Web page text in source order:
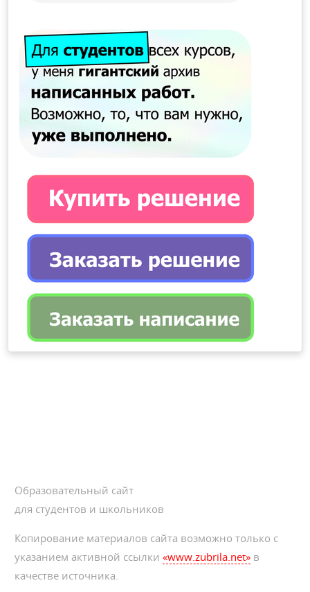
Образовательный сайт
для студентов и школьников
Копирование материалов сайта возможно только с
указанием активной ссылки«www.zubrila.net» в
качестве источника.